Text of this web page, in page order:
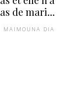
de mari…
MAIMOUNA DIA